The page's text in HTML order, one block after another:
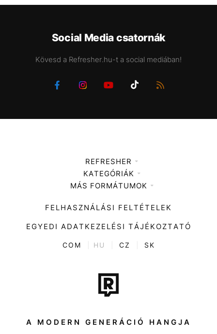
Social Media csatornák
Kövesd a Refresher.hu-t a social mediában!
REFRESHER
Médiaajánlat
KATEGÓRIÁK
Zene
Divat
Kultúra
ENTR
Tech-Tudomány
Sport
Társadalom
MÁS FORMÁTUMOK
FELHASZNÁLÁSI FELTÉTELEK
EGYEDI ADATKEZELÉSI TÁJÉKOZTATÓ
COM HU CZ SK
A MODERN GENERÁCIÓ HANGJA